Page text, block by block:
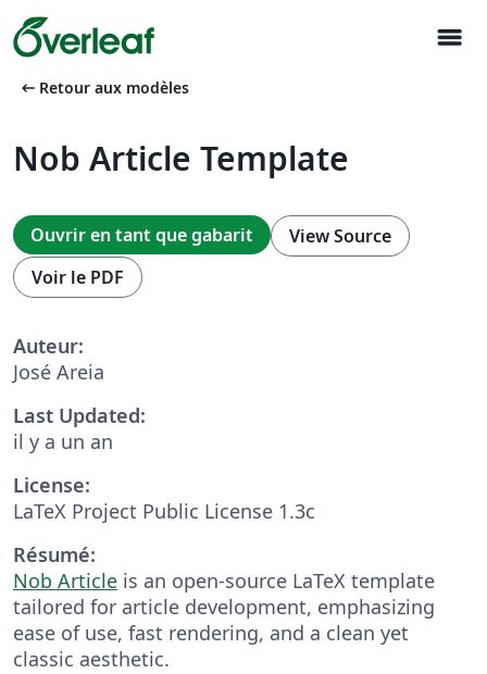
menu
arrow_left_alt Retour aux modèles
Nob Article Template
Ouvrir en tant que gabarit
View Source
Voir le PDF
Auteur:
José Areia
Last Updated:
il y a un an
License:
LaTeX Project Public License 1.3c
Résumé:
Nob Article is an open-source LaTeX template
tailored for article development, emphasizing
ease of use, fast rendering, and a clean yet
classic aesthetic.